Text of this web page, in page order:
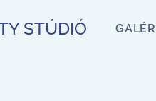
STÚDIÓ